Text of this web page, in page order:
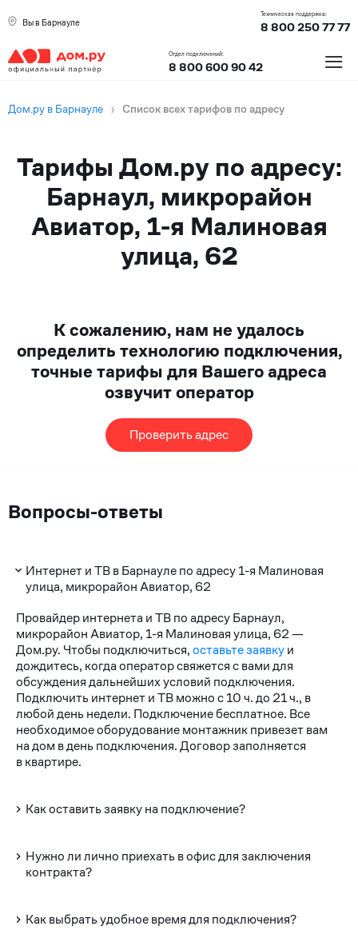
Вы в Барнауле
Техническая поддержка:
8 800 250 77 77
Отдел подключений:
8 800 600 90 42 ≡
Дом.ру в Барнауле › Список всех тарифов по адресу
Тарифы Дом.ру по адресу:
Барнаул, микрорайон
Авиатор, 1-я Малиновая
улица, 62
К сожалению, нам не удалось
определить технологию подключения,
точные тарифы для Вашего адреса
озвучит оператор
Проверить адрес
Вопросы-ответы
Интернет и ТВ в Барнауле по адресу 1-я Малиновая
улица, микрорайон Авиатор, 62
Провайдер интернета и ТВ по адресу Барнаул,
микрорайон Авиатор, 1-я Малиновая улица, 62 —
Дом.ру. Чтобы подключиться,оставьте заявкуи
дождитесь, когда оператор свяжется с вами для
обсуждения дальнейших условий подключения.
Подключить интернет и ТВ можно с 10 ч. до 21 ч., в
любой день недели. Подключение бесплатное. Все
необходимое оборудование монтажник привезет вам
на дом в день подключения. Договор заполняется
в квартире.
Как оставить заявку на подключение?
Нужно ли лично приехать в офис для заключения
контракта?
Как выбрать удобное время для подключения?